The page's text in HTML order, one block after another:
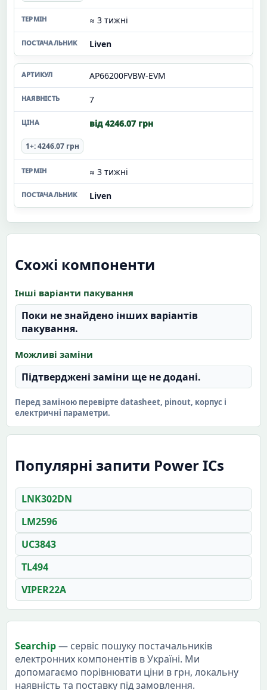
≈ 3 тижні
Liven
AP66200FVBW-EVM
7
від 4246.07 грн
1+: 4246.07 грн
≈ 3 тижні
Liven
Схожі компоненти
Інші варіанти пакування
Поки не знайдено інших варіантів
пакування.
Можливі заміни
Підтверджені заміни ще не додані.
Перед заміною перевірте datasheet, pinout, корпус і
електричні параметри.
Популярні запити Power ICs
LNK302DN
LM2596
UC3843
TL494
VIPER22A
Searchip— сервіс пошуку постачальників
електронних компонентів в Україні. Ми
допомагаємо порівнювати ціни в грн, локальну
наявність та поставку під замовлення.